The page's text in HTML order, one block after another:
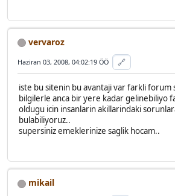
vervaroz
Haziran 03, 2008, 04:02:19 ÖÖ 🔗
iste bu sitenin bu avantaji var farkli forum
bilgilerle anca bir yere kadar gelinebiliyo
oldugu icin insanlarin akillarindaki
bulabiliyoruz..
supersiniz emeklerinize saglik hocam..
mikail